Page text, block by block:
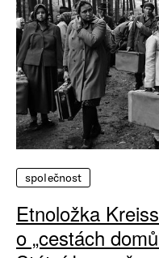
společnost
Etnoložka
o „cestách